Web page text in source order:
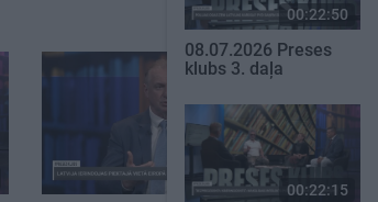
00:22:30
00:22:50
08.07.2026 Preses
klubs 3. daļa
00:22:15